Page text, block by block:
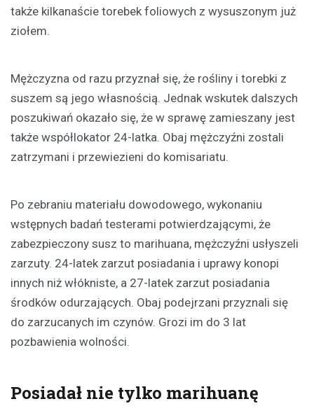
także kilkanaście torebek foliowych z wysuszonym już
ziołem.
Mężczyzna od razu przyznał się, że rośliny i torebki z
suszem są jego własnością. Jednak wskutek dalszych
poszukiwań okazało się, że w sprawę zamieszany jest
także współlokator 24-latka. Obaj mężczyźni zostali
zatrzymani i przewiezieni do komisariatu.
Po zebraniu materiału dowodowego, wykonaniu
wstępnych badań testerami potwierdzającymi, że
zabezpieczony susz to marihuana, mężczyźni usłyszeli
zarzuty. 24-latek zarzut posiadania i uprawy konopi
innych niż włókniste, a 27-latek zarzut posiadania
środków odurzających. Obaj podejrzani przyznali się
do zarzucanych im czynów. Grozi im do 3 lat
pozbawienia wolności.
Posiadał nie tylko marihuanę